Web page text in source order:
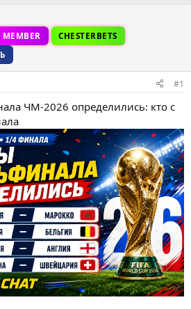
CHESTERBETS
#1
ЧМ-2026 определились: кто с